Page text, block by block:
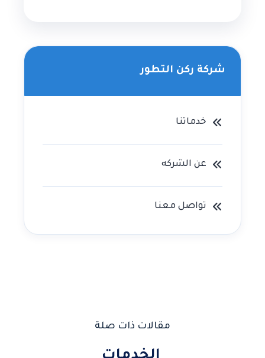
شركة ركن التطور
خدماتنا
عن الشركه
تواصل معنا
مقالات ذات صلة